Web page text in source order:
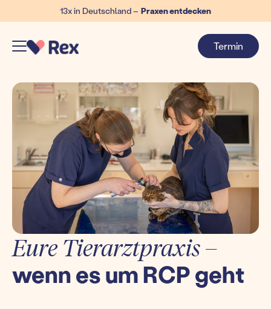
13x in Deutschland – Praxen entdecken
Termin
Eure Tierarztpraxis –
wenn es um RCP geht